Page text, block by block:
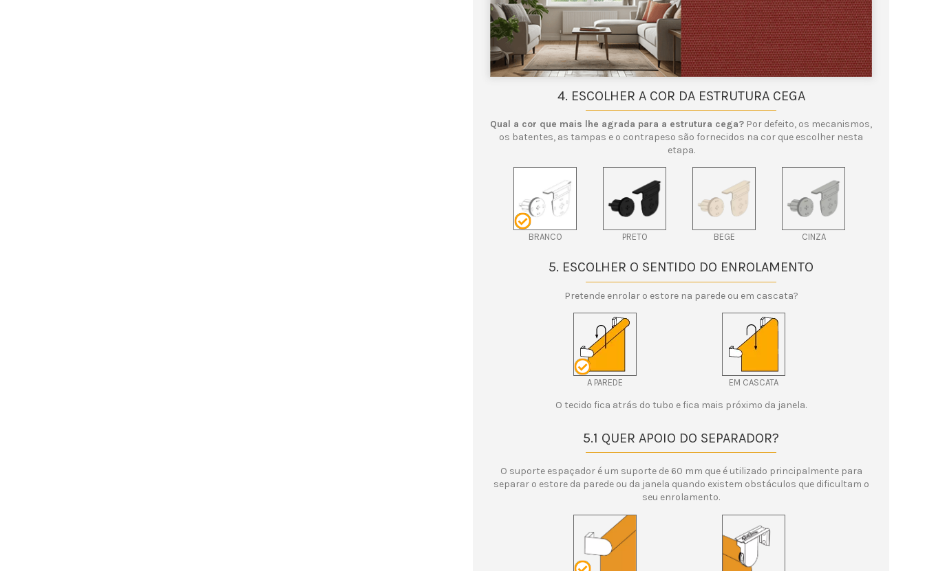
4. ESCOLHER A COR DA ESTRUTURA CEGA
Qual a cor que mais lhe agrada para a estrutura cega? Por defeito, os mecanismos,
os batentes, as tampas e o contrapeso são fornecidos na cor que escolher nesta
etapa.
BRANCO PRETO BEGE CINZA
5. ESCOLHER O SENTIDO DO ENROLAMENTO
Pretende enrolar o estore na parede ou em cascata?
A PAREDE EM CASCATA
O tecido fica atrás do tubo e fica mais próximo da janela.
5.1 QUER APOIO DO SEPARADOR?
O suporte espaçador é um suporte de 60 mm que é utilizado principalmente para
separar o estore da parede ou da janela quando existem obstáculos que dificultam o
seu enrolamento.